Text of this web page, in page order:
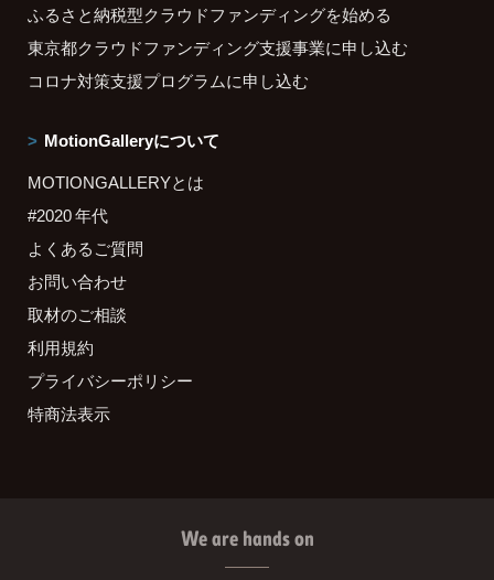
ふるさと納税型クラウドファンディングを始める
東京都クラウドファンディング支援事業に申し込む
コロナ対策支援プログラムに申し込む
MotionGalleryについて
MOTIONGALLERYとは
#2020 年代
よくあるご質問
お問い合わせ
取材のご相談
利用規約
プライバシーポリシー
特商法表示
We are hands on